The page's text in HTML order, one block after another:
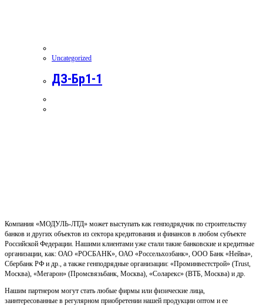
Uncategorized
ДЗ-Бр1-1
Компания «МОДУЛЬ-ЛТД» может выступать как генподрядчик по строительству
банков и других объектов из сектора кредитования и финансов в любом субъекте
Российской Федерации. Нашими клиентами уже стали такие банковские и кредитные
организации, как: ОАО «РОСБАНК», ОАО «Россельхозбанк», ООО Банк «Нейва»,
Сбербанк РФ и др., а также генподрядные организации: «Проминвестстрой» (Trust,
Москва), «Мегарон» (Промсвязьбанк, Москва), «Соларекс» (ВТБ, Москва) и др.
Нашим партнером могут стать любые фирмы или физические лица,
заинтересованные в регулярном приобретении нашей продукции оптом и ее